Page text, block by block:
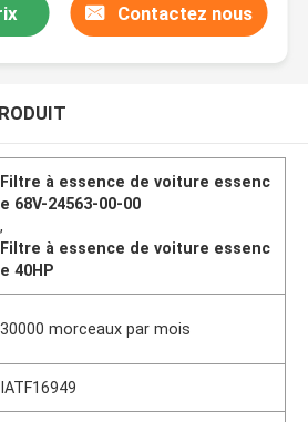
Contactez nous
Filtre à essence de voiture essenc
e 68V-24563-00-00
,
Filtre à essence de voiture essenc
e 40HP
30000 morceaux par mois
IATF16949